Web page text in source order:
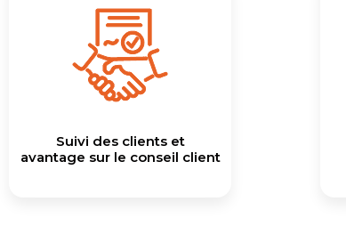
Suivi des clients et
avantage sur le conseil client